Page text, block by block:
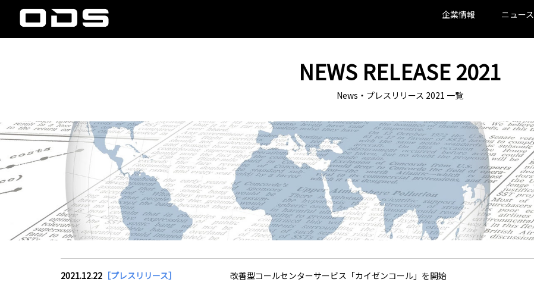
企業情報 ニュース
NEWS RELEASE 2021
News・プレスリリース 2021 一覧
2021.12.22 ［プレスリリース］ 改善型コールセンターサービス「カイゼンコール」を開始